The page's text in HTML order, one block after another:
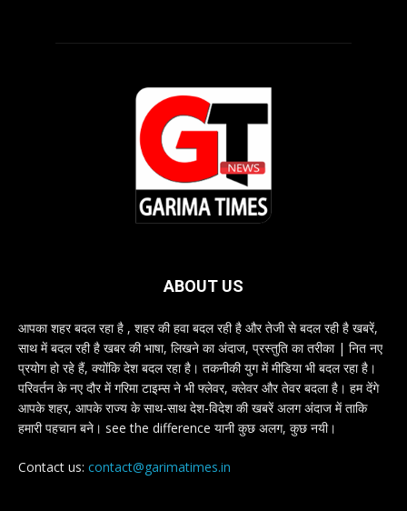
ABOUT US
आपका शहर बदल रहा है , शहर की हवा बदल रही है और तेजी से बदल रही है खबरें,
साथ में बदल रही है खबर की भाषा, लिखने का अंदाज, प्रस्तुति का तरीका | नित नए
प्रयोग हो रहे हैं, क्योंकि देश बदल रहा है। तकनीकी युग में मीडिया भी बदल रहा है।
परिवर्तन के नए दौर में गरिमा टाइम्स ने भी फ्लेवर, क्लेवर और तेवर बदला है। हम देंगे
आपके शहर, आपके राज्य के साथ-साथ देश-विदेश की खबरें अलग अंदाज में ताकि
हमारी पहचान बने। see the difference यानी कुछ अलग, कुछ नयी।
Contact us: contact@garimatimes.in